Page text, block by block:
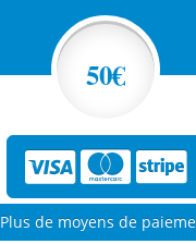
50€
Plus de moyens de